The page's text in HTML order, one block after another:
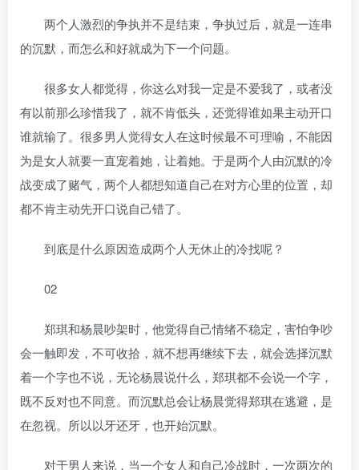
两个人激烈的争执并不是结束，争执过后，就是一连串
的沉默，而怎么和好就成为下一个问题。
很多女人都觉得，你这么对我一定是不爱我了，或者没
有以前那么珍惜我了，就不肯低头，还觉得谁如果主动开口
谁就输了。很多男人觉得女人在这时候最不可理喻，不能因
为是女人就要一直宠着她，让着她。于是两个人由沉默的冷
战变成了赌气，两个人都想知道自己在对方心里的位置，却
都不肯主动先开口说自己错了。
到底是什么原因造成两个人无休止的冷找呢？
02
郑琪和杨晨吵架时，他觉得自己情绪不稳定，害怕争吵
会一触即发，不可收拾，就不想再继续下去，就会选择沉默
着一个字也不说，无论杨晨说什么，郑琪都不会说一个字，
既不反对也不同意。而沉默总会让杨晨觉得郑琪在逃避，是
在忽视。所以以牙还牙，也开始沉默。
对于男人来说，当一个女人和自己冷战时，一次两次的